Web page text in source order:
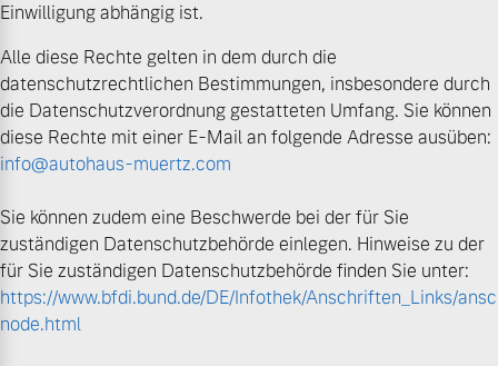
Einwilligung abhängig ist.
Alle diese Rechte gelten in dem durch die
datenschutzrechtlichen Bestimmungen, insbesondere durch
die Datenschutzverordnung gestatteten Umfang. Sie können
diese Rechte mit einer E-Mail an folgende Adresse ausüben:
info@autohaus-muertz.com
Sie können zudem eine Beschwerde bei der für Sie
zuständigen Datenschutzbehörde einlegen. Hinweise zu der
für Sie zuständigen Datenschutzbehörde finden Sie unter:
https://www.bfdi.bund.de/DE/Infothek/Anschriften_Links/
node.html